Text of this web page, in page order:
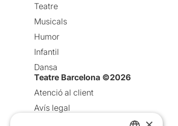
Teatre
Musicals
Humor
Infantil
Dansa
Teatre Barcelona ©2026
Atenció al client
Avís legal